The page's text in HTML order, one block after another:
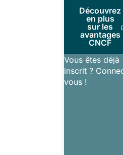
Découvrez
en plus
sur les
avantages
CNCF
Vous êtes déjà
inscrit ?
vous !